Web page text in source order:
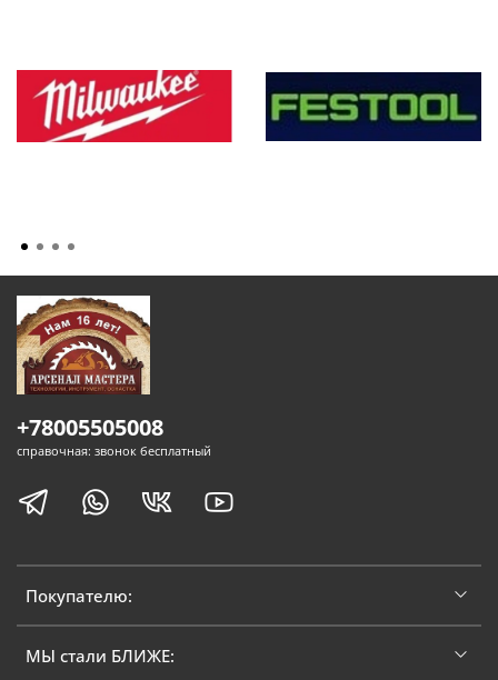
Покупателю:
МЫ стали БЛИЖЕ:
+78005505008
справочная: звонок бесплатный